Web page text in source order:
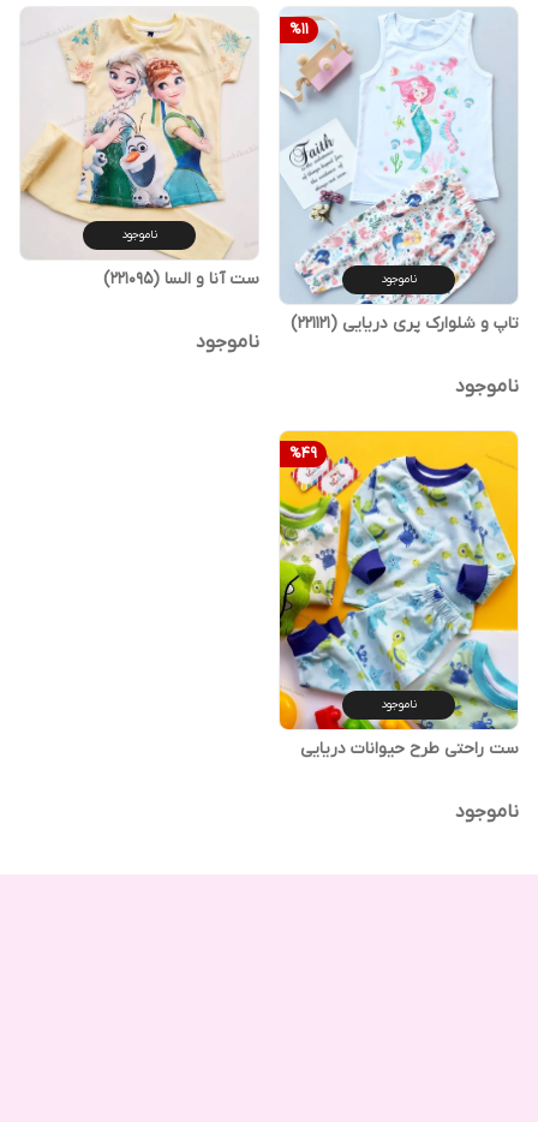
%11
ناموجود
تاپ و شلوارک پری دریایی (221121)
ناموجود
ناموجود
ست آنا و السا (221095)
ناموجود
%49
ناموجود
ست راحتی طرح حیوانات دریایی
ناموجود